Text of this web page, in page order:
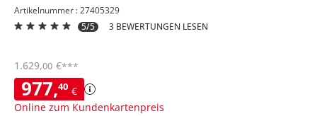
Artikelnummer : 27405329
5/5
3 BEWERTUNGEN LESEN
977,40 €
Online zum Kundenkartenpreis
1.629,00 €***